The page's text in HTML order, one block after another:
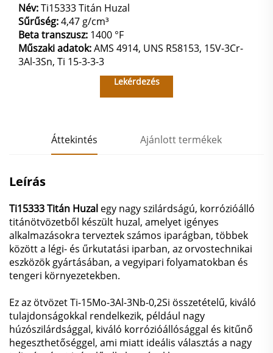
Név:Ti15333 Titán Huzal
Sűrűség:4,47 g/cm³
Beta transzusz: 1400 °F
Műszaki adatok:AMS 4914, UNS R58153, 15V-3Cr-
3Al-3Sn, Ti 15-3-3-3
Lekérdezés
Áttekintés Ajánlott termékek
Leírás
Ti15333 Titán Huzal egy nagy szilárdságú, korrózióálló
titánötvözetből készült huzal, amelyet igényes
alkalmazásokra terveztek számos iparágban, többek
között a légi- és űrkutatási iparban, az orvostechnikai
eszközök gyártásában, a vegyipari folyamatokban és
tengeri környezetekben.
Ez az ötvözet Ti-15Mo-3Al-3Nb-0,2Si összetételű, kiváló
tulajdonságokkal rendelkezik, például nagy
húzószilárdsággal, kiváló korrózióállósággal és kitűnő
hegeszthetőséggel, ami miatt ideális választás a nagy